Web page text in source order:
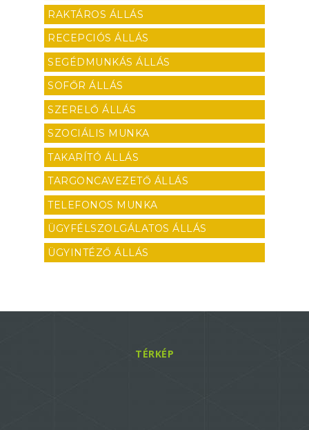
RAKTÁROS ÁLLÁS
RECEPCIÓS ÁLLÁS
SEGÉDMUNKÁS ÁLLÁS
SOFŐR ÁLLÁS
SZERELŐ ÁLLÁS
SZOCIÁLIS MUNKA
TAKARÍTÓ ÁLLÁS
TARGONCAVEZETŐ ÁLLÁS
TELEFONOS MUNKA
ÜGYFÉLSZOLGÁLATOS ÁLLÁS
ÜGYINTÉZŐ ÁLLÁS
TÉRKÉP